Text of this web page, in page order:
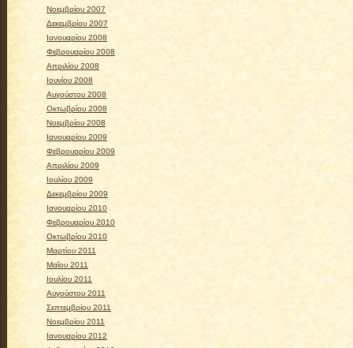
Νοεμβρίου 2007
Δεκεμβρίου 2007
Ιανουαρίου 2008
Φεβρουαρίου 2008
Απριλίου 2008
Ιουνίου 2008
Αυγούστου 2008
Οκτωβρίου 2008
Νοεμβρίου 2008
Ιανουαρίου 2009
Φεβρουαρίου 2009
Απριλίου 2009
Ιουλίου 2009
Δεκεμβρίου 2009
Ιανουαρίου 2010
Φεβρουαρίου 2010
Οκτωβρίου 2010
Μαρτίου 2011
Μαΐου 2011
Ιουλίου 2011
Αυγούστου 2011
Σεπτεμβρίου 2011
Νοεμβρίου 2011
Ιανουαρίου 2012